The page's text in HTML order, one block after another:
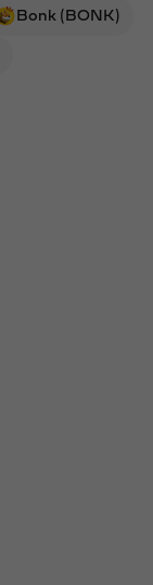
Bonk (BONK)